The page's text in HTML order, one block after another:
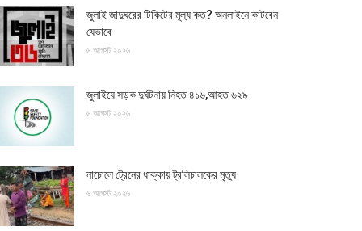
জুলাই জাদুঘরের টিকিটের মূল্য কত? অনলাইনে কাটবেন
যেভাবে
৬ আগস্ট ২০২৬
জুলাইয়ে সড়ক দুর্ঘটনায় নিহত ৪১৬,আহত ৬২৯
৬ আগস্ট ২০২৬
নাচোলে ট্রেনের ধাক্কায় ট্রলিচালকের মৃত্যু
৬ আগস্ট ২০২৬